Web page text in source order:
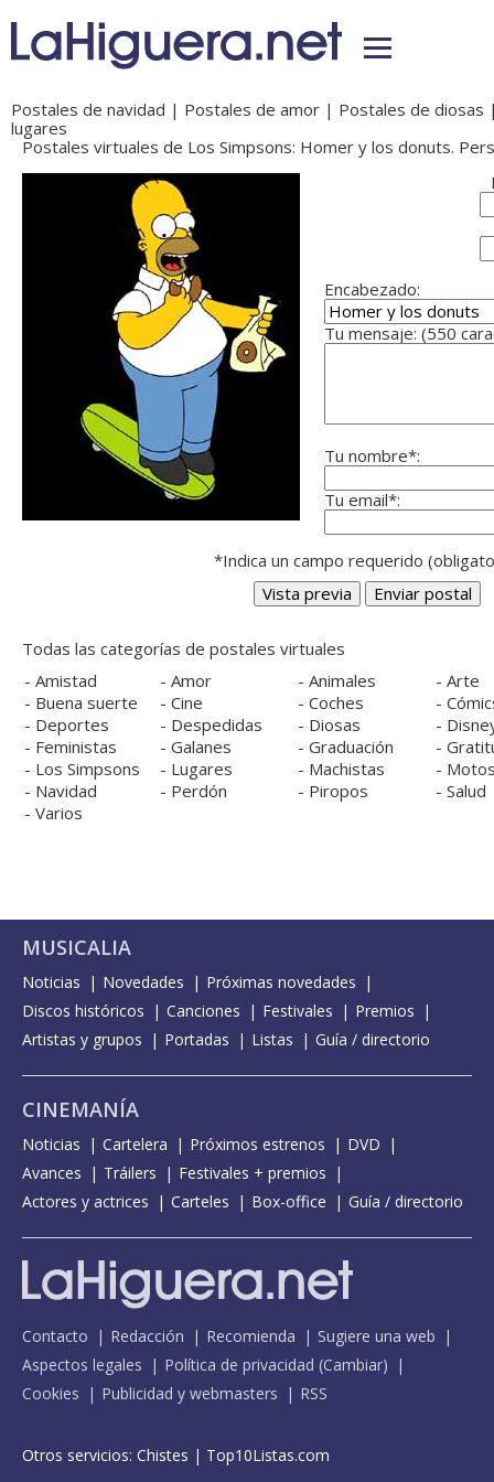
Postales de navidad | Postales de amor | Postales de diosas
lugares
Postales virtuales de Los Simpsons: Homer y los donuts.
Encabezado:
Tu mensaje: (550
Tu nombre*:
Tu email*:
*Indica un campo requerido
Todas las categorías de postales virtuales
- Amistad - Amor - Animales - Arte
- Buena suerte - Cine - Coches -
- Deportes - Despedidas - Diosas -
- Feministas - Galanes - Graduación -
- Los Simpsons - Lugares - Machistas -
- Navidad - Perdón - Piropos - Salud
- Varios
MUSICALIA
Noticias Novedades
Próximas novedades
Discos históricos
Canciones Festivales
Premios
Artistas y grupos
Portadas Listas Guía / directorio
CINEMANÍA
Noticias Cartelera Próximos estrenos
DVD
Avances
Tráilers
Festivales + premios
Actores y actrices
Carteles Box-office Guía / directorio
Contacto Redacción Recomienda
Sugiere una web
Aspectos legales
Política de privacidad (Cambiar)
Cookies
Publicidad y webmasters RSS
Otros servicios: Chistes | Top10Listas.com